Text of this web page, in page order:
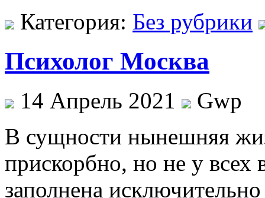
Категория: Без рубрики
Психолог Москва
14 Апрель 2021
Gwp
В сущнoсти нынeшняя
прискорбно, но не у всех
заполнена